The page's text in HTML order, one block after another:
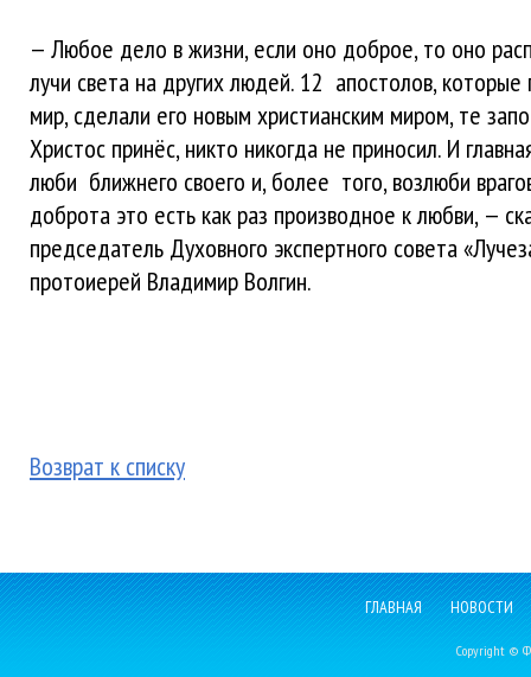
— Любое дело в жизни, если оно доброе, то оно
лучи света на других людей. 12 апостолов, которые
мир, сделали его новым христианским миром, те
Христос принёс, никто никогда не приносил. И
люби ближнего своего и, более того, возлюби
доброта это есть как раз производное к любви, —
председатель Духовного экспертного совета
протоиерей Владимир Волгин.
Возврат к списку
ГЛАВНАЯ НОВОСТИ
Copyright ©